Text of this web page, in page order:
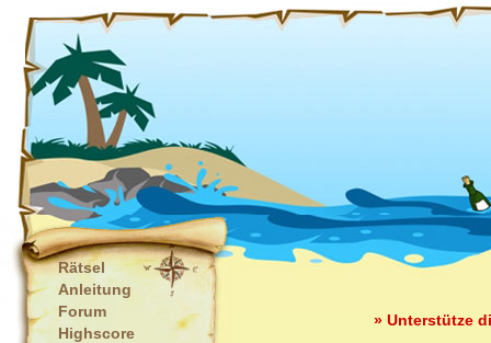
Rätsel
Anleitung
Forum
Highscore
» Unterstütze